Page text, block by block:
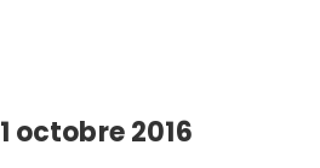
octobre 2016